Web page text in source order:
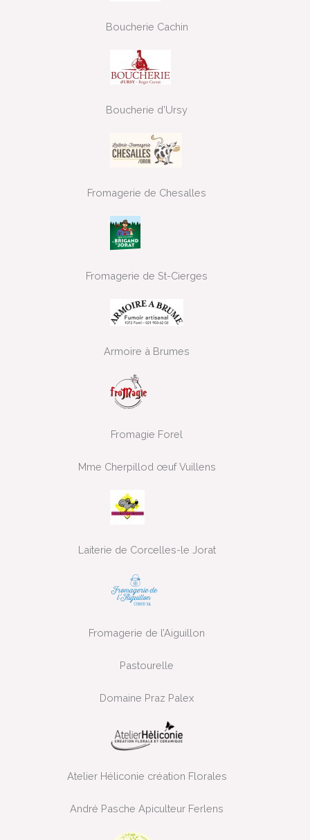
Boucherie Cachin
Boucherie d’Ursy
Fromagerie de Chesalles
Fromagerie de St-Cierges
Armoire à Brumes
Fromagie Forel
Mme Cherpillod œuf Vuillens
Laiterie de Corcelles-le Jorat
Fromagerie de l’Aiguillon
Pastourelle
Domaine Praz Palex
Atelier Héliconie création Florales
André Pasche Apiculteur Ferlens